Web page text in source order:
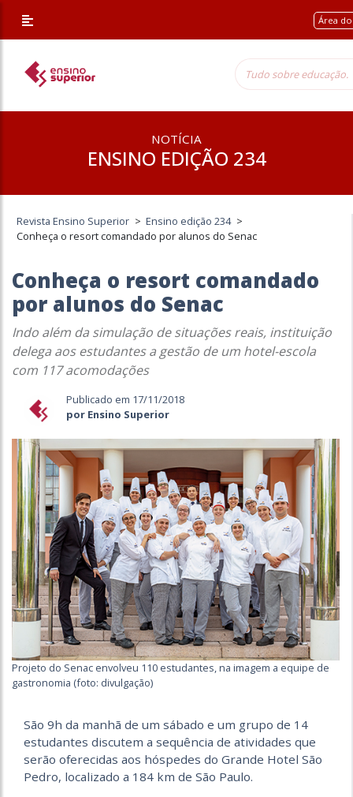
Área
NOTÍCIA
ENSINO EDIÇÃO 234
Revista Ensino Superior > Ensino edição 234 >
Conheça o resort comandado por alunos do Senac
Conheça o resort comandado
por alunos do Senac
Indo além da simulação de situações reais, instituição
delega aos estudantes a gestão de um hotel-escola
com 117 acomodações
Publicado em 17/11/2018
por Ensino Superior
Projeto do Senac envolveu 110 estudantes, na imagem a equipe de
gastronomia (foto: divulgação)
São 9h da manhã de um sábado e um grupo de 14
estudantes discutem a sequência de atividades que
serão oferecidas aos hóspedes do Grande Hotel São
Pedro, localizado a 184 km de São Paulo.